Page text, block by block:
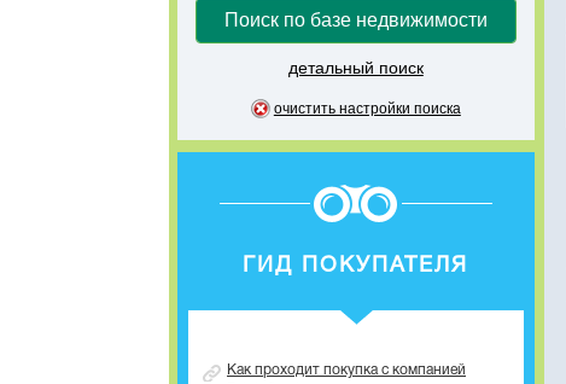
Поиск по базе недвижимости
детальный поиск
очистить настройки поиска
ГИД ПОКУПАТЕЛЯ
Как проходит покупка с компанией